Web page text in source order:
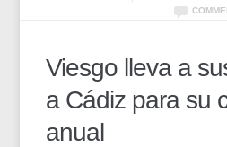
Viesgo lleva a
a Cádiz para su
anual